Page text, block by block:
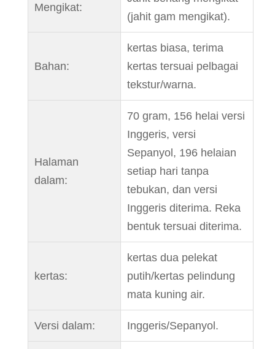
Mengikat:
(jahit gam mengikat).
Bahan:
kertas biasa, terima
kertas tersuai pelbagai
tekstur/warna.
Halaman
dalam:
70 gram, 156 helai versi
Inggeris, versi
Sepanyol, 196 helaian
setiap hari tanpa
tebukan, dan versi
Inggeris diterima. Reka
bentuk tersuai diterima.
kertas:
kertas dua pelekat
putih/kertas pelindung
mata kuning air.
Versi dalam: Inggeris/Sepanyol.